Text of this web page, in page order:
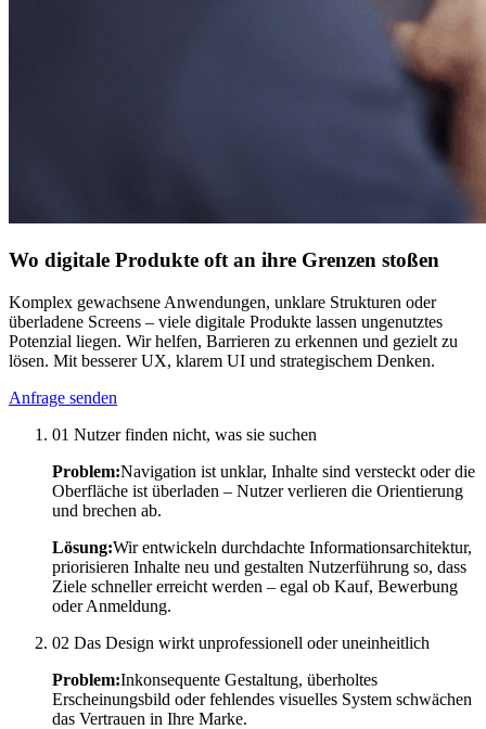
Wo digitale Produkte oft an ihre Grenzen stoßen
Komplex gewachsene Anwendungen, unklare Strukturen oder
überladene Screens – viele digitale Produkte lassen ungenutztes
Potenzial liegen. Wir helfen, Barrieren zu erkennen und gezielt zu
lösen. Mit besserer UX, klarem UI und strategischem Denken.
Anfrage senden
01 Nutzer finden nicht, was sie suchen
Problem:Navigation ist unklar, Inhalte sind versteckt oder die
Oberfläche ist überladen – Nutzer verlieren die Orientierung
und brechen ab.
Lösung:Wir entwickeln durchdachte Informationsarchitektur,
priorisieren Inhalte neu und gestalten Nutzerführung so, dass
Ziele schneller erreicht werden – egal ob Kauf, Bewerbung
oder Anmeldung.
02 Das Design wirkt unprofessionell oder uneinheitlich
Problem:Inkonsequente Gestaltung, überholtes
Erscheinungsbild oder fehlendes visuelles System schwächen
das Vertrauen in Ihre Marke.